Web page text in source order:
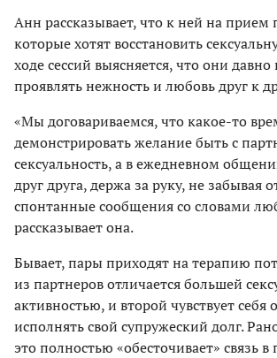
Анн рассказывает, что к ней на прием
которые хотят восстановить
ходе сессий выясняется, что они
проявлять нежность и любовь друг к
«Мы договариваемся, что какое-то
демонстрировать желание быть с
сексуальность, а в ежедневном
друг друга, держа за руку, не забывая
спонтанные сообщения со словами
рассказывает она.
Бывает, пары приходят на терапию
из партнеров отличается большей
активностью, и второй чувствует
исполнять свой супружеский долг.
это полностью «обесточивает» связь в